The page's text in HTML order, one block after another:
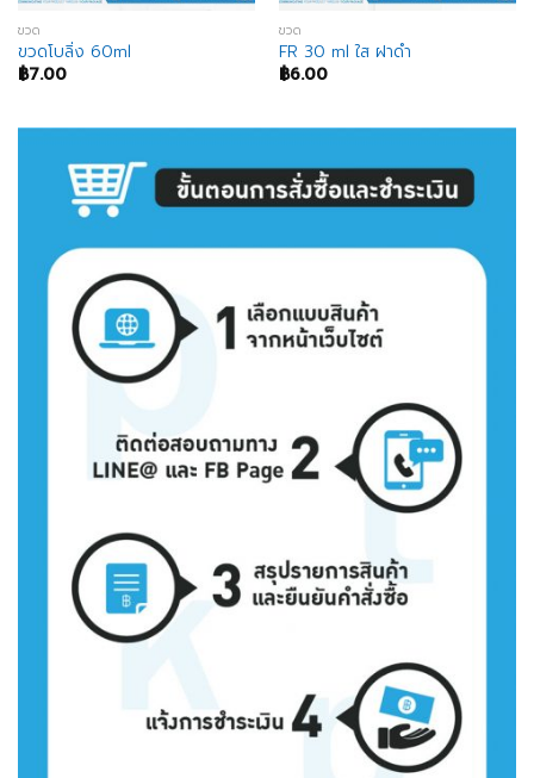
ขวด
ขวดโบลิ่ง 60ml
฿7.00
ขวด
FR 30 ml ใส ฝาดำ
฿6.00